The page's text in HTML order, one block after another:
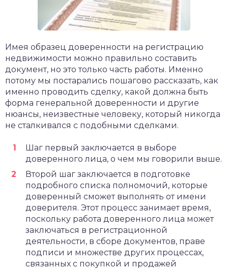
Имея образец доверенности на регистрацию
недвижимости можно правильно составить
документ, но это только часть работы. Именно
потому мы постарались пошагово рассказать, как
именно проводить сделку, какой должна быть
форма генеральной доверенности и другие
нюансы, неизвестные человеку, который никогда
не сталкивался с подобными сделками.
Шаг первый заключается в выборе
доверенного лица, о чем мы говорили выше.
Второй шаг заключается в подготовке
подробного списка полномочий, которые
доверенный сможет выполнять от имени
доверителя. Этот процесс занимает время,
поскольку работа доверенного лица может
заключаться в регистрационной
деятельности, в сборе документов, праве
подписи и множестве других процессах,
связанных с покупкой и продажей